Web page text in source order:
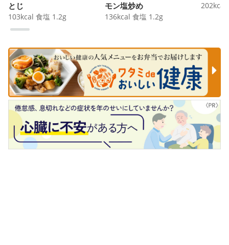
とじ
103kcal 食塩 1.2g
モン塩炒め
136kcal 食塩 1.2g
202kcal